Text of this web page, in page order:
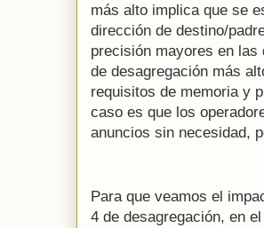
más alto implica que se
dirección de destino/
precisión mayores en las
de desagregación más
requisitos de memoria y
caso es que los
anuncios sin necesidad,
Para que veamos el
4 de desagregación, en